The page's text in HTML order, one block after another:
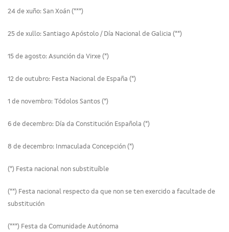
24 de xuño: San Xoán (***)
25 de xullo: Santiago Apóstolo / Día Nacional de Galicia (**)
15 de agosto: Asunción da Virxe (*)
12 de outubro: Festa Nacional de España (*)
1 de novembro: Tódolos Santos (*)
6 de decembro: Día da Constitución Española (*)
8 de decembro: Inmaculada Concepción (*)
(*) Festa nacional non substituíble
(**) Festa nacional respecto da que non se ten exercido a facultade de
substitución
(***) Festa da Comunidade Autónoma